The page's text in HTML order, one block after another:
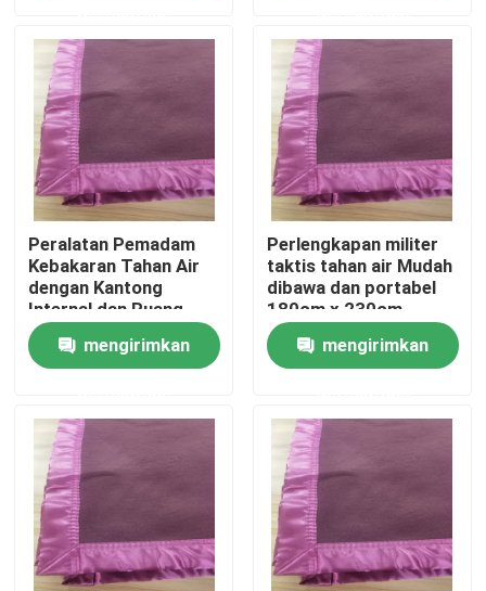
video
Tentang Kami
Tur Pabrik
Kontrol Kualitas
Berita
Minta Kutipan
Pakaian Taktis Militer
Rompi anti peluru taktis militer
Peralatan Pemadam
Kebakaran Tahan Air
dengan Kantong
Internal dan Ruang
Penyimpanan Opsional
mengirimkan
Perlengkapan militer
taktis tahan air Mudah
dibawa dan portabel
180cm x 230cm
mengirimkan